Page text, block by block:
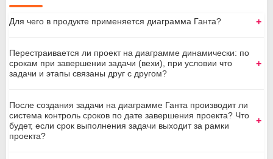
ИТ-продукта
Для чего в продукте применяется диаграмма Ганта?
Перестраивается ли проект на диаграмме динамически: по
срокам при завершении задачи (вехи), при условии что
задачи и этапы связаны друг с другом?
После создания задачи на диаграмме Ганта производит ли
система контроль сроков по дате завершения проекта? Что
будет, если срок выполнения задачи выходит за рамки
проекта?